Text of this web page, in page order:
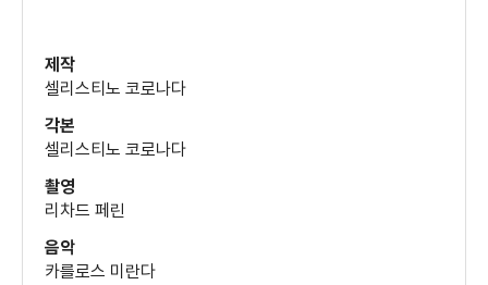
제작
셀리스티노 코로나다
각본
셀리스티노 코로나다
촬영
리차드 페린
음악
카를로스 미란다